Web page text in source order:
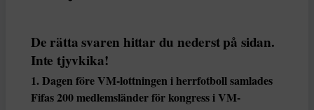
De rätta svaren hittar du nederst på sidan.
Inte tjyvkika!
1. Dagen före VM-lottningen i herrfotboll samlades
Fifas 200 medlemsländer för kongress i VM-